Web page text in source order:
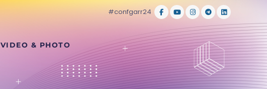
#confgarr24
VIDEO & PHOTO